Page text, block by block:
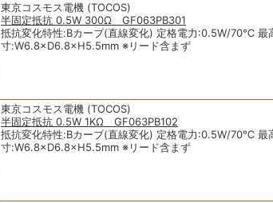
東京コスモス電機 (TOCOS)
半固定抵抗 0.5W 300Ω GF063PB301
抵抗変化特性:Bカーブ(直線変化) 定格電力:0.5W/70℃ 最
寸:W6.8×D6.8×H5.5mm ※リード含まず
東京コスモス電機 (TOCOS)
半固定抵抗 0.5W 1KΩ GF063PB102
抵抗変化特性:Bカーブ(直線変化) 定格電力:0.5W/70℃ 最
寸:W6.8×D6.8×H5.5mm ※リード含まず